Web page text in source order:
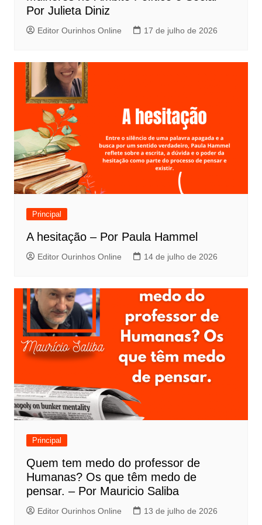
Por Julieta Diniz
Editor Ourinhos Online 17 de julho de 2026
Principal
A hesitação – Por Paula Hammel
Editor Ourinhos Online 14 de julho de 2026
Principal
Quem tem medo do professor de
Humanas? Os que têm medo de
pensar. – Por Mauricio Saliba
Editor Ourinhos Online 13 de julho de 2026